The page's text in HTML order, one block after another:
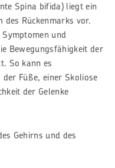
Spina bifida) liegt ein
Rückenmarks vor.
und
Bewegungsfähigkeit der
So kann es
Füße, einer Skoliose
der Gelenke
Gehirns und des